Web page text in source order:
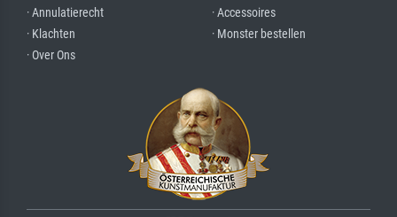
· Annulatierecht
· Klachten
· Over Ons
· Accessoires
· Monster bestellen